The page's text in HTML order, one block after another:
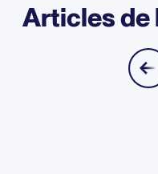
Articles de